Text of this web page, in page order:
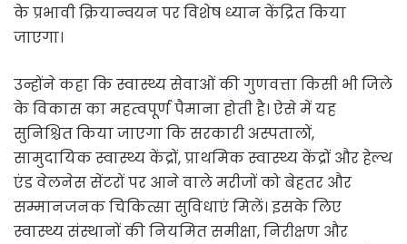
के प्रभावी क्रियान्वयन पर विशेष ध्यान केंद्रित किया
जाएगा।
उन्होंने कहा कि स्वास्थ्य सेवाओं की गुणवत्ता किसी भी जिले
के विकास का महत्वपूर्ण पैमाना होती है। ऐसे में यह
सुनिश्चित किया जाएगा कि सरकारी अस्पतालों,
सामुदायिक स्वास्थ्य केंद्रों, प्राथमिक स्वास्थ्य केंद्रों और हेल्थ
एंड वेलनेस सेंटरों पर आने वाले मरीजों को बेहतर और
सम्मानजनक चिकित्सा सुविधाएं मिलें। इसके लिए
स्वास्थ्य संस्थानों की नियमित समीक्षा, निरीक्षण और